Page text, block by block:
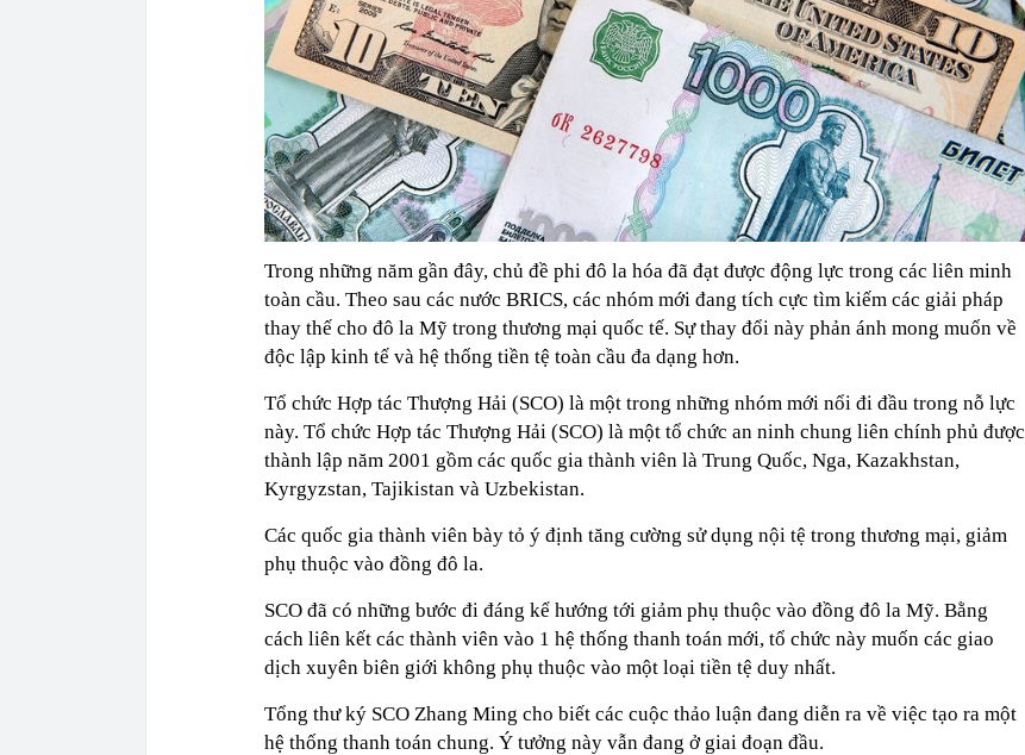
11:42
Siêu dự án LRT 9.000 tỷ tại Phú Quốc: Lộ trình “nghẹt thở” vượt ải
thiên tai, sẵn sàng đưa đoàn tàu đầu tiên chạy thử vào giữa năm 2027
Trong những năm gần đây, chủ đề phi đô la hóa đã đạt được động lực trong các liên minh
toàn cầu. Theo sau các nước BRICS, các nhóm mới đang tích cực tìm kiếm các giải pháp
thay thế cho đô la Mỹ trong thương mại quốc tế. Sự thay đổi này phản ánh mong muốn về
độc lập kinh tế và hệ thống tiền tệ toàn cầu đa dạng hơn.
Tổ chức Hợp tác Thượng Hải (SCO) là một trong những nhóm mới nổi đi đầu trong nỗ lực
này. Tổ chức Hợp tác Thượng Hải (SCO) là một tổ chức an ninh chung liên chính phủ được
thành lập năm 2001 gồm các quốc gia thành viên là Trung Quốc, Nga, Kazakhstan,
Kyrgyzstan, Tajikistan và Uzbekistan.
Các quốc gia thành viên bày tỏ ý định tăng cường sử dụng nội tệ trong thương mại, giảm
phụ thuộc vào đồng đô la.
SCO đã có những bước đi đáng kể hướng tới giảm phụ thuộc vào đồng đô la Mỹ. Bằng
cách liên kết các thành viên vào 1 hệ thống thanh toán mới, tổ chức này muốn các giao
dịch xuyên biên giới không phụ thuộc vào một loại tiền tệ duy nhất.
Tổng thư ký SCO Zhang Ming cho biết các cuộc thảo luận đang diễn ra về việc tạo ra một
hệ thống thanh toán chung. Ý tưởng này vẫn đang ở giai đoạn đầu.